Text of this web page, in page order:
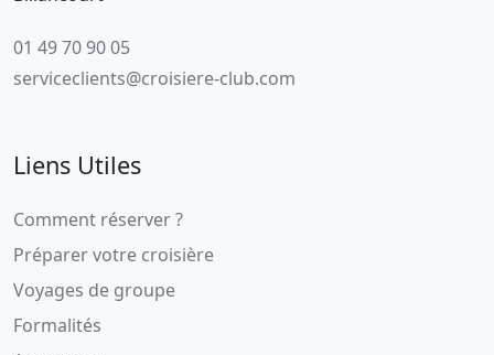
01 49 70 90 05
serviceclients@croisiere-club.com
Liens Utiles
Comment réserver ?
Préparer votre croisière
Voyages de groupe
Formalités